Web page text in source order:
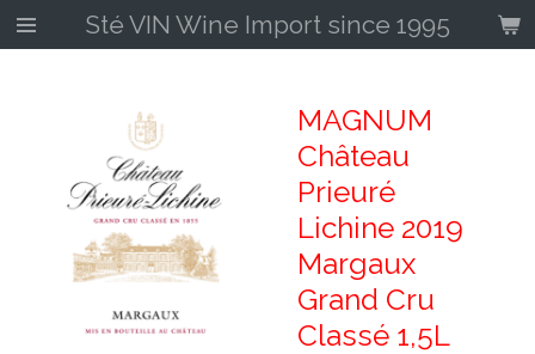
Ga
direct
Sté VIN Wine Import since 1995
MAGNUM
Château
Prieuré
Lichine 2019
Margaux
Grand Cru
Classé 1,5L